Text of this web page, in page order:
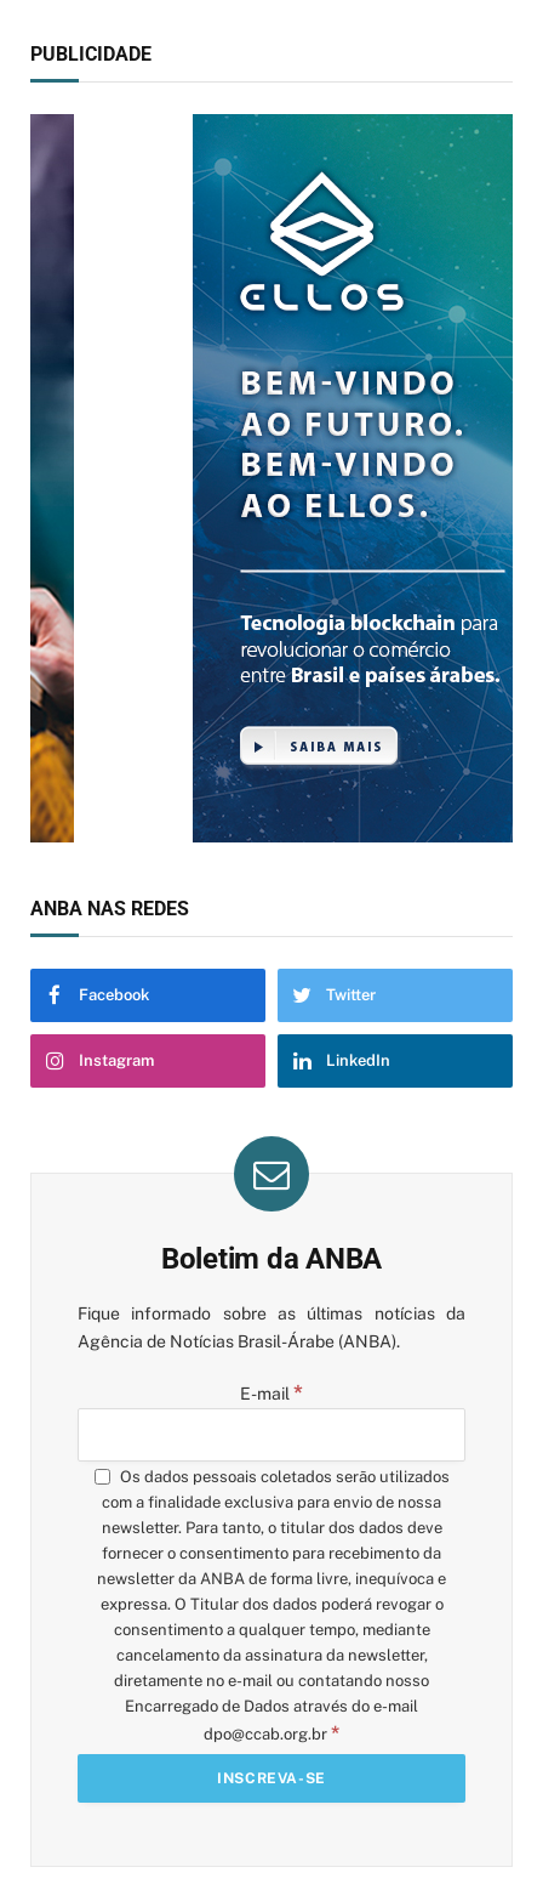
PUBLICIDADE
ANBA NAS REDES
Facebook Twitter
Instagram LinkedIn
Boletim da ANBA
Fique informado sobre as últimas notícias da
Agência de Notícias Brasil-Árabe (ANBA).
E-mail *
Os dados pessoais coletados serão utilizados
com a finalidade exclusiva para envio de nossa
newsletter. Para tanto, o titular dos dados deve
fornecer o consentimento para recebimento da
newsletter da ANBA de forma livre, inequívoca e
expressa. O Titular dos dados poderá revogar o
consentimento a qualquer tempo, mediante
cancelamento da assinatura da newsletter,
diretamente no e-mail ou contatando nosso
Encarregado de Dados através do e-mail
dpo@ccab.org.br *